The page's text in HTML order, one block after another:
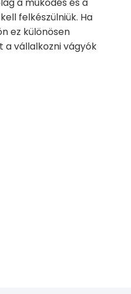
felkészülniük. Ha
ez különösen
vállalkozni vágyók